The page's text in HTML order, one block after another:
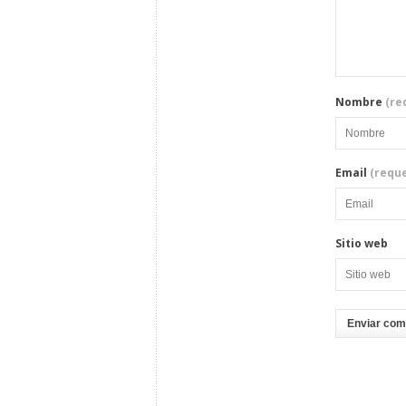
Nombre
Email
Sitio web